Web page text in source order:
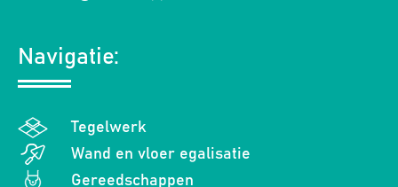
Navigatie:
Tegelwerk
Wand en vloer egalisatie
Gereedschappen